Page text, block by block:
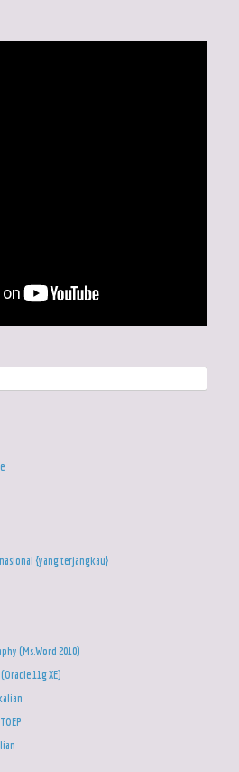
{yang terjangkau}
(Ms.Word 2010)
11g XE)